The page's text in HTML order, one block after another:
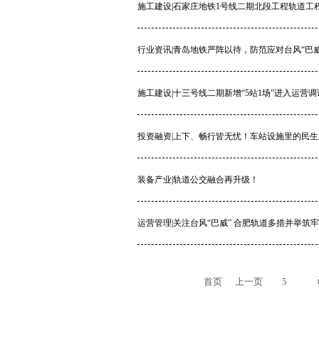
施工建设|石家庄地铁1号线二期北段工程轨道工
行业资讯|青岛地铁严阵以待，防范应对台风“巴
施工建设|十三号线二期新增“5站1场”进入运营调
投资融资|上下、畅行皆无忧！车站设施里的民
装备产业|轨道公交融合再升级！
运营管理|关注台风“巴威” 合肥轨道多措并举筑
首页 上一页 5